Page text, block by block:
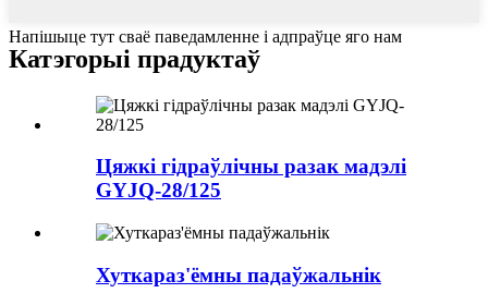
Напішыце тут сваё паведамленне і адпраўце яго нам
Катэгорыі прадуктаў
Цяжкі гідраўлічны разак мадэлі
GYJQ-28/125
Хуткараз'ёмны падаўжальнік